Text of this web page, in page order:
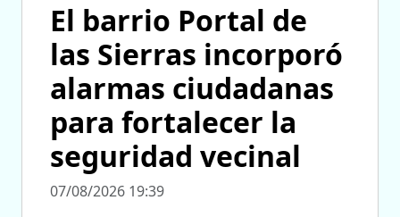
El barrio Portal de
las Sierras incorporó
alarmas ciudadanas
para fortalecer la
seguridad vecinal
07/08/2026 19:39